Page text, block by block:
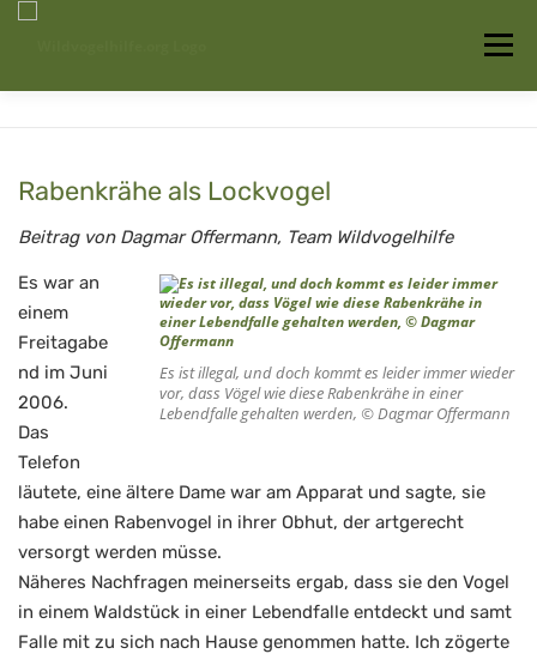
Menü
Auffangstationen
Rabenkrähe als Lockvogel
Beitrag von Dagmar Offermann, Team Wildvogelhilfe
Es ist illegal, und doch kommt es leider immer wieder
vor, dass Vögel wie diese Rabenkrähe in einer
Lebendfalle gehalten werden, © Dagmar Offermann
Es war an
einem
Freitagabe
nd im Juni
2006.
Das
Telefon
läutete, eine ältere Dame war am Apparat und sagte, sie
habe einen Rabenvogel in ihrer Obhut, der artgerecht
versorgt werden müsse.
Näheres Nachfragen meinerseits ergab, dass sie den Vogel
in einem Waldstück in einer Lebendfalle entdeckt und samt
Falle mit zu sich nach Hause genommen hatte. Ich zögerte